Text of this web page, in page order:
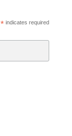
*indicates required